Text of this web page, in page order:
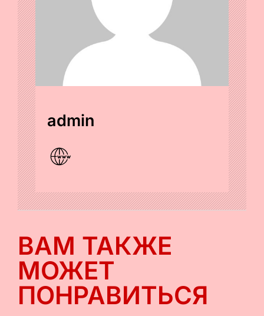
admin
ВАМ ТАКЖЕ
МОЖЕТ
ПОНРАВИТЬСЯ